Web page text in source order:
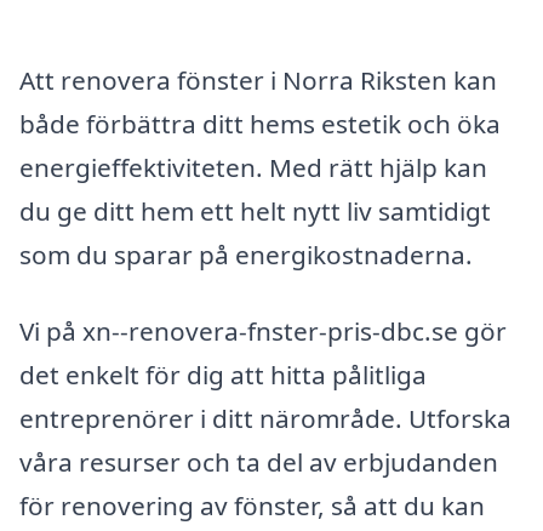
Att renovera fönster i Norra Riksten kan
både förbättra ditt hems estetik och öka
energieffektiviteten. Med rätt hjälp kan
du ge ditt hem ett helt nytt liv samtidigt
som du sparar på energikostnaderna.
Vi på xn--renovera-fnster-pris-dbc.se gör
det enkelt för dig att hitta pålitliga
entreprenörer i ditt närområde. Utforska
våra resurser och ta del av erbjudanden
för renovering av fönster, så att du kan